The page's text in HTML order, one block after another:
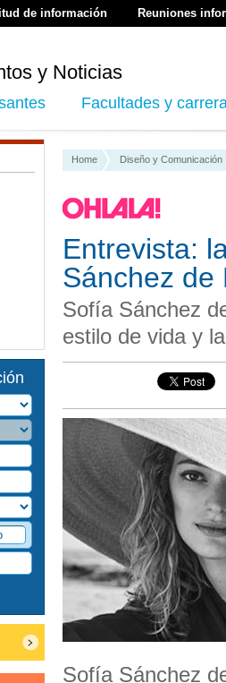
de información Reuniones
y Noticias
Facultades y
Home Diseño y Comunicación
Entrevista:
Sánchez de
Sofía Sánchez
estilo de vida y
Sofía Sánchez